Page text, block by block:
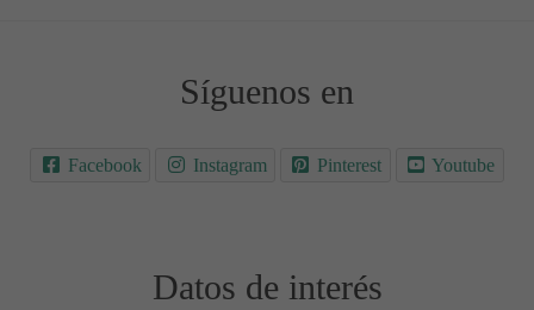
Síguenos en
Facebook Instagram Pinterest Youtube
Datos de interés